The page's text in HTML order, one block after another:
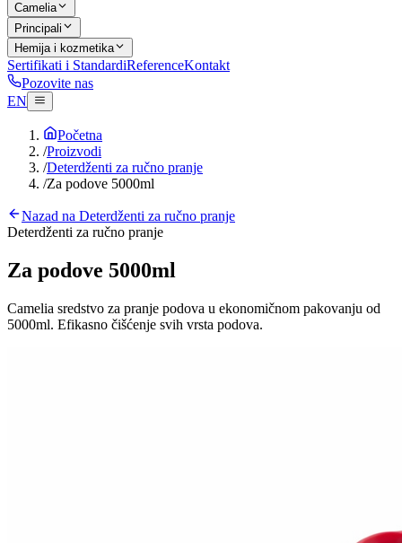
Camelia
Principali
Hemija i kozmetika
Sertifikati i StandardiReferenceKontakt
Pozovite nas
EN
Početna
/Proizvodi
/Deterdženti za ručno pranje
/Za podove 5000ml
Nazad na Deterdženti za ručno pranje
Deterdženti za ručno pranje
Za podove 5000ml
Camelia sredstvo za pranje podova u ekonomičnom pakovanju od
5000ml. Efikasno čišćenje svih vrsta podova.